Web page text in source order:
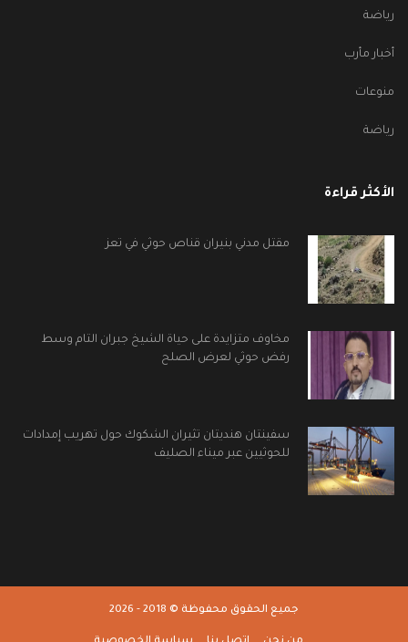
رياضة
أخبار مأرب
منوعات
رياضة
الأكثر قراءة
مقتل مدني بنيران قناص حوثي في تعز
مخاوف متزايدة على حياة الشيخ جبران التام وسط
رفض حوثي لعرض الصلح
سفينتان هنديتان تثيران الشكوك حول تهريب إمدادات
للحوثيين عبر ميناء الصليف
جميع الحقوق محفوظة © 2018 - 2026